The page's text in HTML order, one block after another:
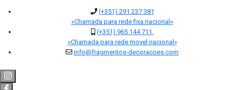
(+351) 291 237 381
«Chamada para rede fixa nacional»
(+351) 965 144 711.
«Chamada para rede movel nacional»
info@fragmentos-decoracoes.com